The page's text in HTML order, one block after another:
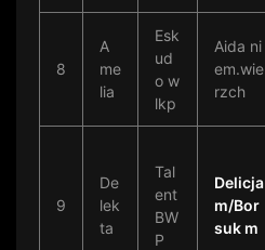
8
A
me
lia
Esk
ud
o w
lkp
Aida ni
em.wie
rzch
9
De
lek
ta
Tal
ent
BW
P
Delicja
m/Bor
suk m